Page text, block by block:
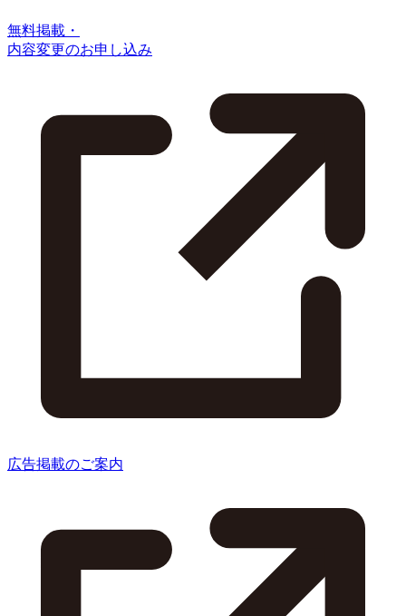
無料掲載・
内容変更のお申し込み
広告掲載のご案内